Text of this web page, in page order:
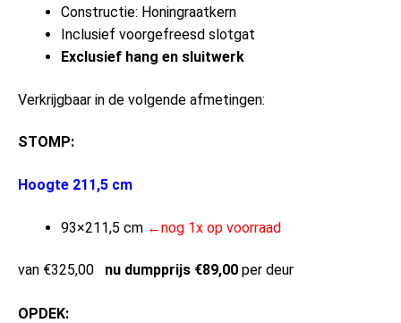
Constructie: Honingraatkern
Inclusief voorgefreesd slotgat
Exclusief hang en sluitwerk
Verkrijgbaar in de volgende afmetingen:
STOMP:
Hoogte 211,5 cm
93×211,5 cm ←nog 1x op voorraad
van €325,00 nu dumpprijs €89,00 per deur
OPDEK: